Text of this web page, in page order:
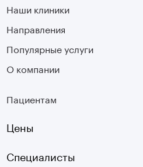
Наши клиники
ВДНХ
г. Москва, ул. Стромынка, д. 11
Направления
Неврология
Ортопедия-травматология
Популярные услуги
МРТ
УЗИ
Плазмотерапия суставов
О компании
Инфо
Пациентам
Первичный прием
Цены
Специалисты